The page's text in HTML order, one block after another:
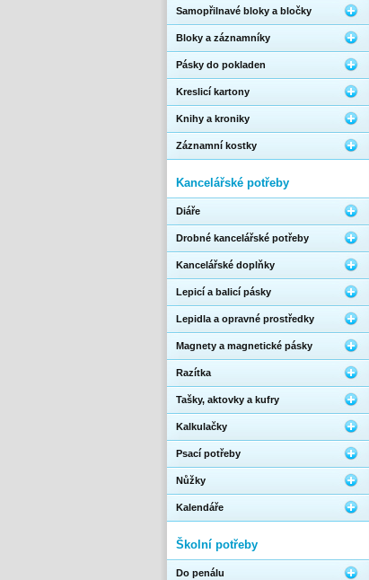
Samopřilnavé bloky a bločky
Bloky a záznamníky
Pásky do pokladen
Kreslicí kartony
Knihy a kroniky
Záznamní kostky
Kancelářské potřeby
Diáře
Drobné kancelářské potřeby
Kancelářské doplňky
Lepicí a balicí pásky
Lepidla a opravné prostředky
Magnety a magnetické pásky
Razítka
Tašky, aktovky a kufry
Kalkulačky
Psací potřeby
Nůžky
Kalendáře
Školní potřeby
Do penálu